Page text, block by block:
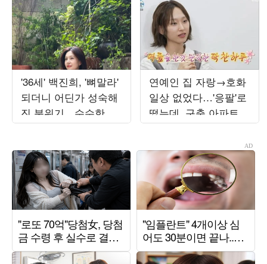
'36세' 백진희, '뼈말라'
되더니 어딘가 성숙해
진 분위기…수수한 일
상도 화보 같네
연예인 집 자랑→호화
일상 없었다…'응팔'로
떴는데, 구축 아파트서
무료 나눔 '최고 7.8%'